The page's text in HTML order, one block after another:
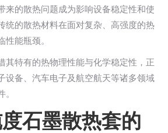
来的散热问题成为影响设备稳定性和使
统的散热材料在面对复杂、高强度的热
能瓶颈。
其特有的热物理性能与化学稳定性，正
设备、汽车电子及航空航天等诸多领域
石墨散热套的